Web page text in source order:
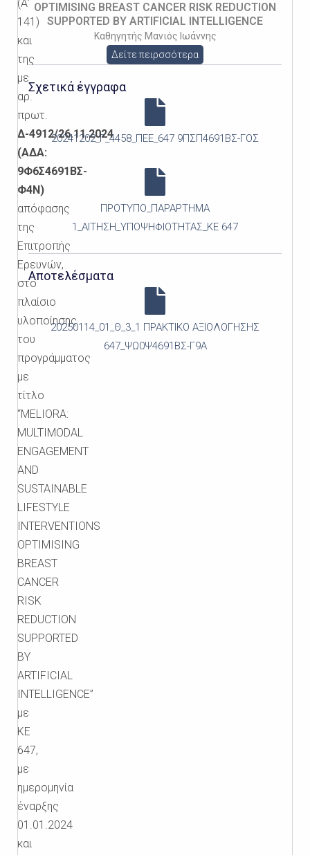
(Α’
141)
και
της
με
αρ.
πρωτ.
Δ-4912/26.11.2024
(ΑΔΑ:
9Φ6Σ4691ΒΣ-
Φ4Ν)
απόφασης
της
Επιτροπής
Ερευνών,
στο
πλαίσιο
υλοποίησης
του
προγράμματος
με
τίτλο
“MELIORA:
MULTIMODAL
ENGAGEMENT
AND
SUSTAINABLE
LIFESTYLE
INTERVENTIONS
OPTIMISING
BREAST
CANCER
RISK
REDUCTION
SUPPORTED
BY
ARTIFICIAL
INTELLIGENCE”
με
ΚΕ
647,
με
ημερομηνία
έναρξης
01.01.2024
και
OPTIMISING BREAST CANCER RISK REDUCTION
SUPPORTED BY ARTIFICIAL INTELLIGENCE
Καθηγητής Μανιός Ιωάννης
Δείτε πειρσσότερα
Σχετικά έγγραφα
20241202_Γ_4458_ΠΕΕ_647 9ΠΣΠ4691ΒΣ-ΓΟΣ
ΠΡΟΤΥΠΟ_ΠΑΡΑΡΤΗΜΑ
1_ΑΙΤΗΣΗ_ΥΠΟΨΗΦΙΟΤΗΤΑΣ_ΚΕ 647
Αποτελέσματα
20250114_01_Θ_3_1 ΠΡΑΚΤΙΚΟ ΑΞΙΟΛΟΓΗΣΗΣ
647_ΨΩ0Ψ4691ΒΣ-Γ9Α